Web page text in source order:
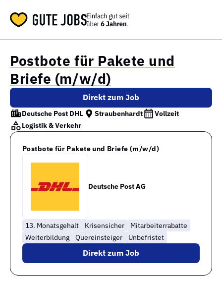
Postbote für Pakete und
Briefe (m/w/d)
Direkt zum Job
Deutsche Post DHL Straubenhardt
Vollzeit
Logistik & Verkehr
Postbote für Pakete und Briefe (m/w/d)
Deutsche Post AG
13. Monatsgehalt Krisensicher
Mitarbeiterrabatte
Weiterbildung
Quereinsteiger Unbefristet
Direkt zum Job